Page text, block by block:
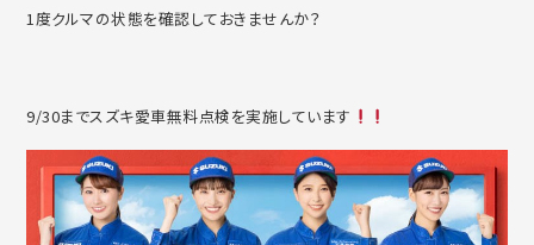
1度クルマの状態を確認しておきませんか？
9/30までスズキ愛車無料点検を実施しています